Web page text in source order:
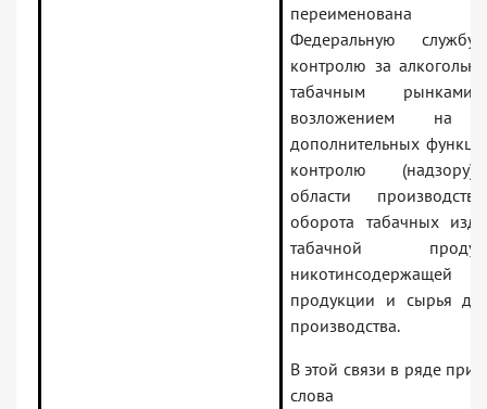
Федеральную
контролю за
табачным
возложением на
дополнительных
контролю
области
оборота табачных
табачной
никотинсодержащей
продукции и сырья
производства.
В этой связи в ряде
слова